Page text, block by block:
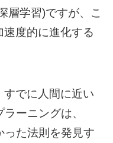
層学習)ですが、こ
度的に進化する
でに人間に近い
ーニングは、
った法則を発見す